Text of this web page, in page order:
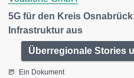
5G für den Kreis
Infrastruktur aus
Überregionale Stories
Ein Dokument